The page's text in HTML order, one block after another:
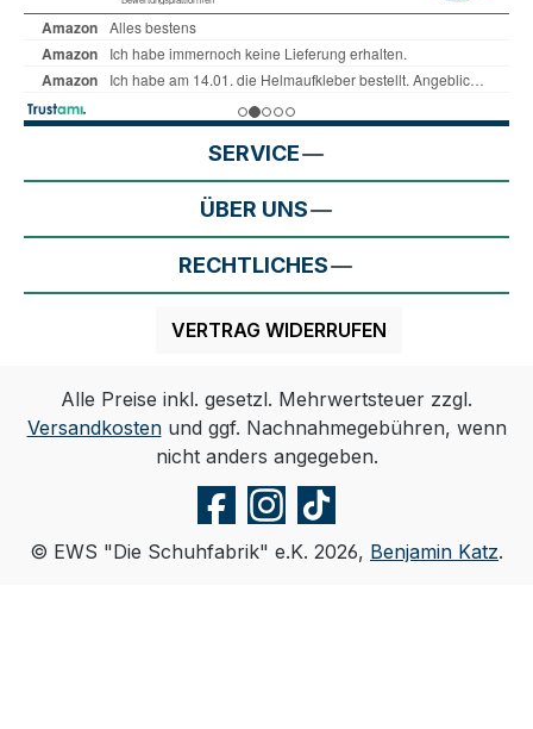
SERVICE
ÜBER UNS
RECHTLICHES
VERTRAG WIDERRUFEN
Alle Preise inkl. gesetzl. Mehrwertsteuer zzgl.
Versandkostenund ggf. Nachnahmegebühren, wenn
nicht anders angegeben.
© EWS "Die Schuhfabrik" e.K. 2026, Benjamin Katz.